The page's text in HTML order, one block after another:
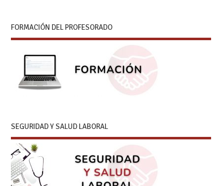
FORMACIÓN DEL PROFESORADO
SEGURIDAD Y SALUD LABORAL